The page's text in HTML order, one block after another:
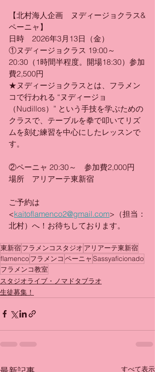
【北村海人企画　ヌディージョクラス&
ペーニャ】
日時　2026年3月13日（金）
①ヌディージョクラス 19:00～
20:30（1時間半程度。開場18:30）参加
費2,500円
★ヌディージョクラスとは、フラメン
コで行われる “ヌディージョ
（Nudillos）” という手技を学ぶための
クラスで、テーブルを拳で叩いてリズ
ムを刻む練習を中心にしたレッスンで
す。
②ペーニャ 20:30～　参加費2,000円
場所　アリアーテ東新宿
ご予約は
<kaitoflamenco2@gmail.com>（担当：
北村）へ！お待ちしております。
東新宿フラメンコスタジオ アリアーテ東新宿
flamencoフラメンコ ペーニャ Sassyaficionado
フラメンコ教室
スタジオライブ・ノマドタブラオ
生徒募集！
すべて表示